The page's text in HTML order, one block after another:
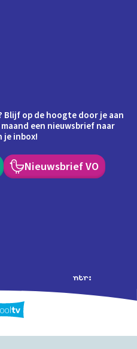
op de hoogte door je aan
een nieuwsbrief naar
je inbox!
Nieuwsbrief VO